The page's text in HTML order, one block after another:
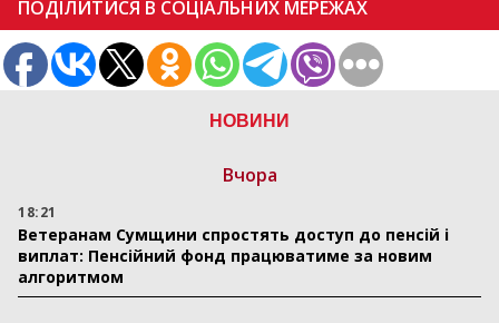
НОВИНИ
Вчора
18:21
Ветеранам Сумщини спростять доступ до пенсій і
виплат: Пенсійний фонд працюватиме за новим
алгоритмом
ПОДІЛИТИСЯ В СОЦІАЛЬНИХ МЕРЕЖАХ